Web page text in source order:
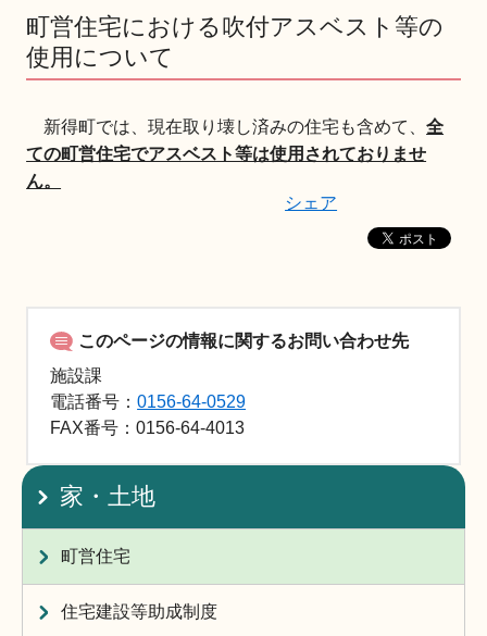
町営住宅における吹付アスベスト等の
使用について
新得町では、現在取り壊し済みの住宅も含めて、全
ての町営住宅でアスベスト等は使用されておりませ
ん。
シェア
このページの情報に関するお問い合わせ先
施設課
電話番号：0156-64-0529
FAX番号：0156-64-4013
家・土地
町営住宅
住宅建設等助成制度